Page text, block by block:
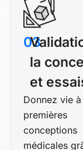
03
la
et
Donnez vie
premières
conceptions
médicales